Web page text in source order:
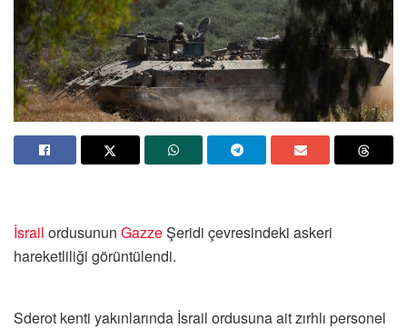
İsrail ordusunun GazzeŞeridi çevresindeki askeri
hareketliliği görüntülendi.
Sderot kenti yakınlarında İsrail ordusuna ait zırhlı personel